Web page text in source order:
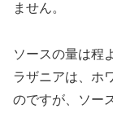
ません。
ソースの量は程
ラザニアは、ホ
のですが、ソー